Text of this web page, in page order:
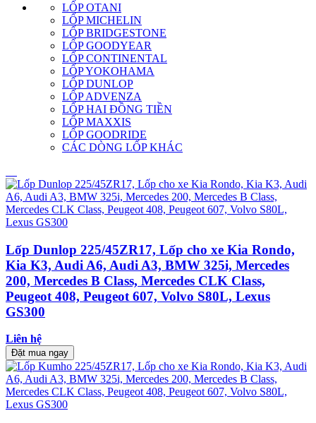
LỐP OTANI
LỐP MICHELIN
LỐP BRIDGESTONE
LỐP GOODYEAR
LỐP CONTINENTAL
LỐP YOKOHAMA
LỐP DUNLOP
LỐP ADVENZA
LỐP HAI ĐỒNG TIỀN
LỐP MAXXIS
LỐP GOODRIDE
CÁC DÒNG LỐP KHÁC
Lốp Dunlop 225/45ZR17, Lốp cho xe Kia Rondo,
Kia K3, Audi A6, Audi A3, BMW 325i, Mercedes
200, Mercedes B Class, Mercedes CLK Class,
Peugeot 408, Peugeot 607, Volvo S80L, Lexus
GS300
Liên hệ
Đặt mua ngay